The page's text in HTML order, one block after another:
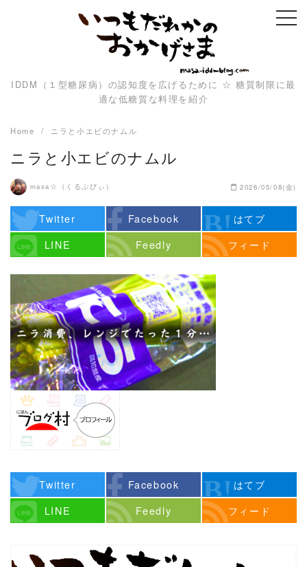
IDDM（１型糖尿病）の認知度を広げるために ☆ 糖質制限に最
適な低糖質な料理を紹介
Home ニラと小エビのナムル
ニラと小エビのナムル
masa☆（くるぷぴぃ） 2026/05/08(金)
Twitter Facebook
はてブ
LINE
Feedly フィード
Twitter Facebook
はてブ
LINE
Feedly フィード